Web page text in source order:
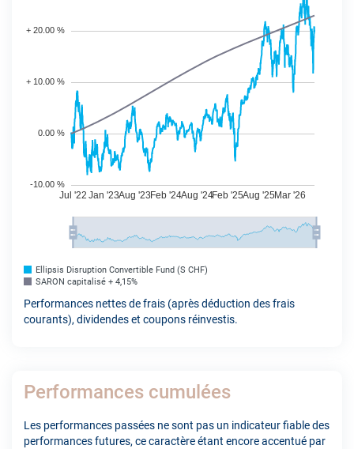
Ellipsis Disruption Convertible Fund (S CHF)
SARON capitalisé + 4,15%
Performances nettes de frais (après déduction des frais
courants), dividendes et coupons réinvestis.
Performances cumulées
Les performances passées ne sont pas un indicateur fiable des
performances futures, ce caractère étant encore accentué par